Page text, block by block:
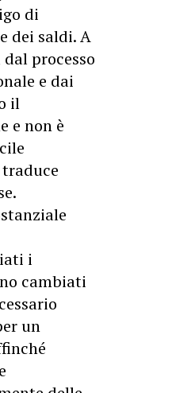
di
dei saldi. A
processo
e dai
il
e non è
i
cambiati
un